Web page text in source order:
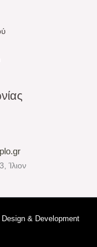
Ίλιον
& Development